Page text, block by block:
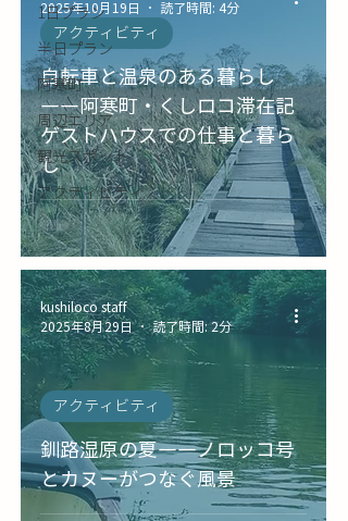
1日プラン
半日プラン
阿寒町
周辺エリア
観光スポット
アクティビティ
自転車と温泉のある暮らし
――阿寒町・くしロコ滞在記
ゲストハウスでの仕事と暮ら
し
アクティビティ
2025年10月19日
読了時間: 4分
釧路湿原の夏――ノロッコ号
とカヌーがつなぐ風景
アクティビティ
kushiloco staff
2025年8月29日
読了時間: 2分